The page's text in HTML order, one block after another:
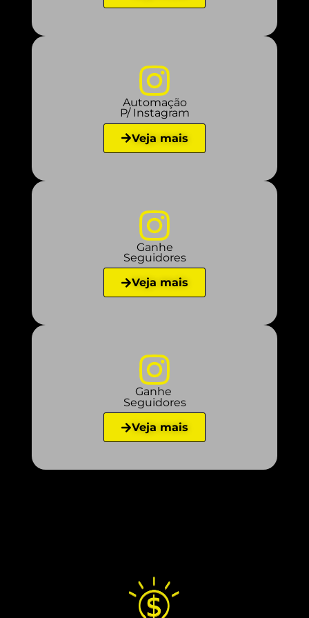
Automação
P/ Instagram
Veja mais
Ganhe
Seguidores
Veja mais
Ganhe
Seguidores
Veja mais